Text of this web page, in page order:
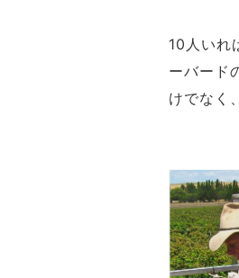
10人いれ
ーバード
けでなく